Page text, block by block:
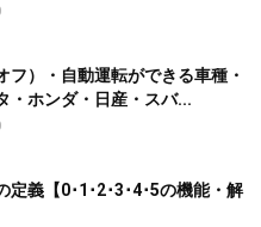
フ）・自動運転ができる車種・
・ホンダ・日産・スバ...
定義【0･1･2･3･4･5の機能・解